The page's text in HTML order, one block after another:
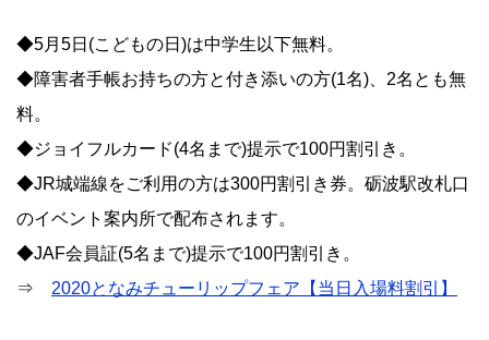
◆5月5日(こどもの日)は中学生以下無料。
◆障害者手帳お持ちの方と付き添いの方(1名)、2名とも無
料。
◆ジョイフルカード(4名まで)提示で100円割引き。
◆JR城端線をご利用の方は300円割引き券。砺波駅改札口
のイベント案内所で配布されます。
◆JAF会員証(5名まで)提示で100円割引き。
⇒ 2020となみチューリップフェア【当日入場料割引】